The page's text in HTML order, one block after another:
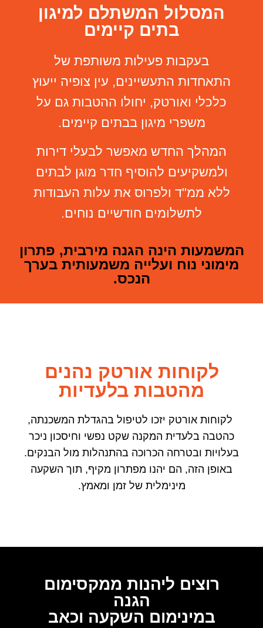
המסלול המשתלם למיגון
בתים קיימים
בעקבות פעילות משותפת של
התאחדות התעשיינים, עין צופיה ייעוץ
כלכלי ואורטק, יחולו ההטבות גם על
משפרי מיגון בבתים קיימים.
המהלך החדש מאפשר לבעלי דירות
ולמשקיעים להוסיף חדר מוגן לבתים
ללא ממ"ד ולפרוס את עלות העבודות
לתשלומים חודשיים נוחים.
המשמעות הינה הגנה מירבית, פתרון
מימוני נוח ועלייה משמעותית בערך
הנכס.
לקוחות אורטק נהנים
מהטבות בלעדיות
לקוחות אורטק יזכו לטיפול בהגדלת המשכנתה,
כהטבה בלעדית המקנה שקט נפשי וחיסכון ניכר
בעלויות ובטרחה הכרוכה בהתנהלות מול הבנקים.
באופן הזה, הם יהנו מפתרון מקיף, תוך השקעה
מינימלית של זמן ומאמץ.
רוצים ליהנות ממקסימום
הגנה
במינימום השקעה וכאב